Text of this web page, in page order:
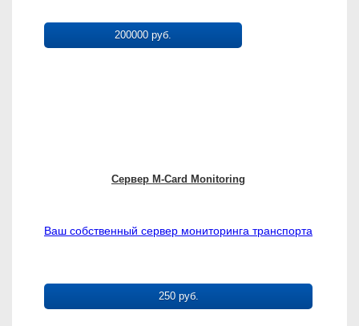
200000 руб.
Сервер M-Card Monitoring
Ваш собственный сервер мониторинга транспорта
250 руб.